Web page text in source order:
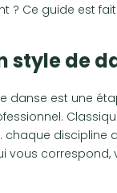
? Ce guide est
style de
danse est une
chaque discipline
vous correspond,